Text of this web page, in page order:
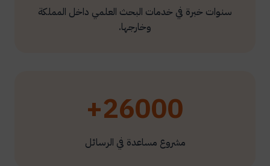
سنوات خبرة في خدمات البحث العلمي داخل المملكة
وخارجها.
26000+
مشروع مساعدة في الرسائل